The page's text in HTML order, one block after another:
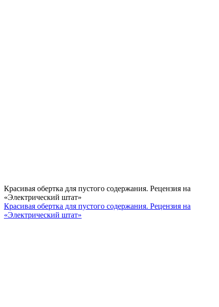
Красивая обертка для пустого содержания. Рецензия на
«Электрический штат»
Красивая обертка для пустого содержания. Рецензия на
«Электрический штат»